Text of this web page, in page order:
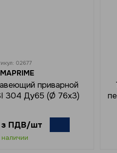
02677
приварной
304 Ду65 (Ø 76x3)
з ПДВ/шт